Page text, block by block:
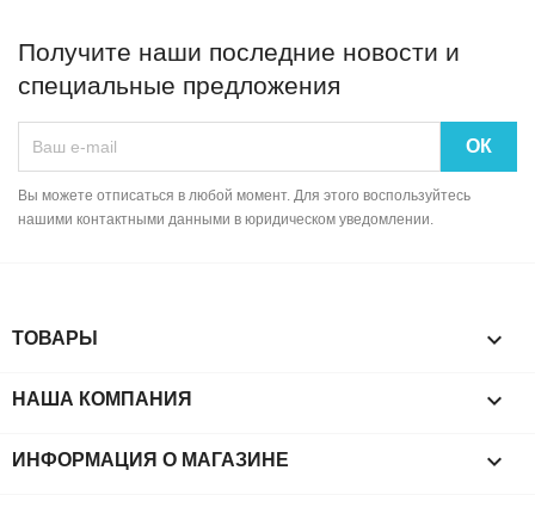
Получите наши последние новости и
специальные предложения
Вы можете отписаться в любой момент. Для этого воспользуйтесь
нашими контактными данными в юридическом уведомлении.
ТОВАРЫ 
НАША КОМПАНИЯ 
ИНФОРМАЦИЯ О МАГАЗИНЕ keyboard_arrow_down